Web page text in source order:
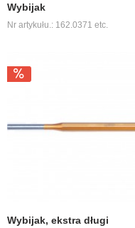
Wybijak
Nr artykułu.: 162.0371 etc.
Wybijak, ekstra długi